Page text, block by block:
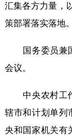
汇集各方力量，
策部署落实落地。
国务委员兼国
会议。
中央农村工作
辖市和计划单列
央和国家机关有